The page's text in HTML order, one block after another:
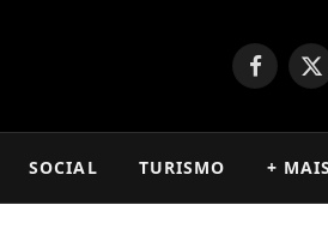
Facebook
X
SOCIAL TURISMO + MAIS